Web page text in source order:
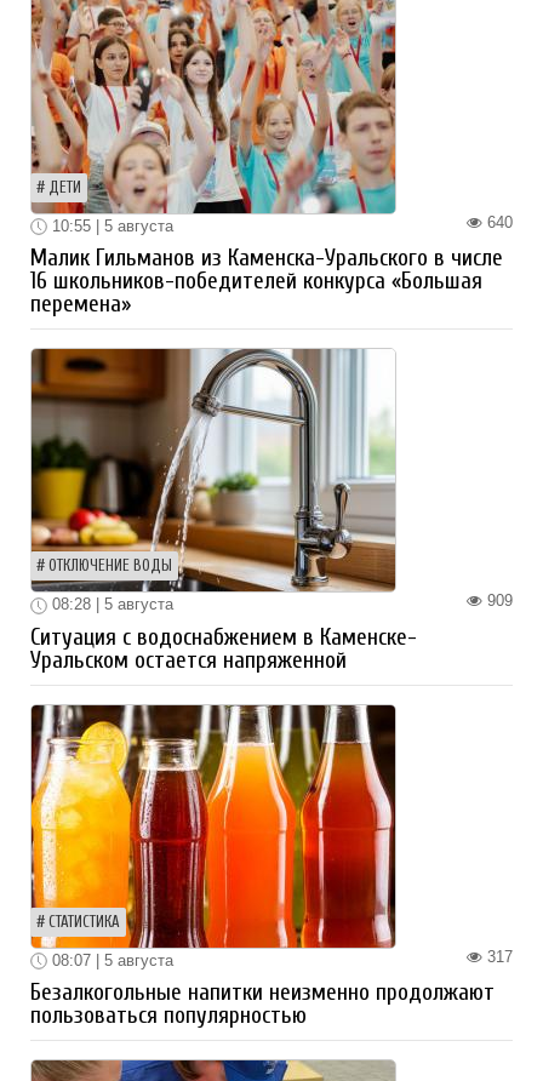
ДЕТИ
640
10:55 | 5 августа
Малик Гильманов из Каменска-Уральского в числе
16 школьников-победителей конкурса «Большая
перемена»
ОТКЛЮЧЕНИЕ ВОДЫ
909
08:28 | 5 августа
Ситуация с водоснабжением в Каменске-
Уральском остается напряженной
СТАТИСТИКА
317
08:07 | 5 августа
Безалкогольные напитки неизменно продолжают
пользоваться популярностью